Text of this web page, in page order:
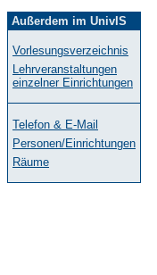
Außerdem im UnivIS
Vorlesungsverzeichnis
Lehrveranstaltungen
einzelner Einrichtungen
Telefon & E-Mail
Personen/Einrichtungen
Räume